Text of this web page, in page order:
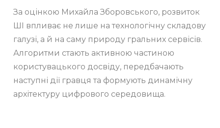
За оцінкою Михайла Зборовського, розвиток
ШІ впливає не лише на технологічну складову
галузі, а й на саму природу гральних сервісів.
Алгоритми стають активною частиною
користувацького досвіду, передбачають
наступні дії гравця та формують динамічну
архітектуру цифрового середовища.